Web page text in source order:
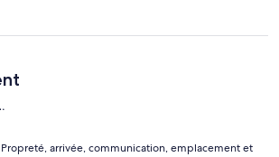
Propreté, arrivée, communication, emplacement et